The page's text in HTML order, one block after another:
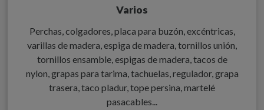
Varios
Perchas, colgadores, placa para buzón, excéntricas,
varillas de madera, espiga de madera, tornillos unión,
tornillos ensamble, espigas de madera, tacos de
nylon, grapas para tarima, tachuelas, regulador, grapa
trasera, taco pladur, tope persina, martelé
pasacables...